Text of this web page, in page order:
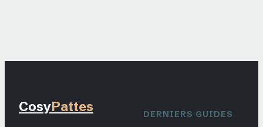
CosyPattes DERNIERS GUIDES